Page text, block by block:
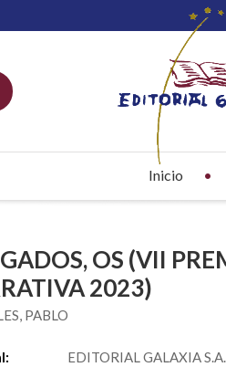
Inicio
OS (VII
2023)
PABLO
EDITORIAL GALAXIA S.A.